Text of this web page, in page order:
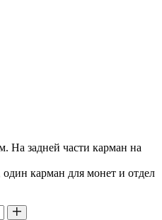
На задней части карман на
один карман для монет и отдел